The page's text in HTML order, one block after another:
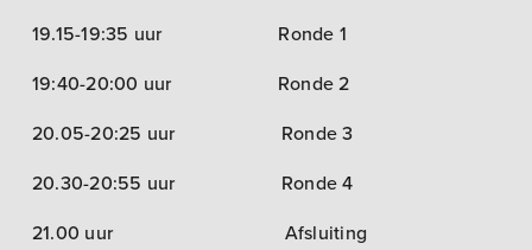
19.15-19:35 uur Ronde 1
19:40-20:00 uur Ronde 2
20.05-20:25 uur Ronde 3
20.30-20:55 uur Ronde 4
21.00 uur Afsluiting